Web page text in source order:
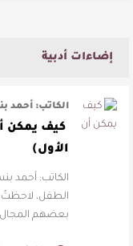
إضاءات أدبية
الكاتب: أحمد
الطفل،
كيف يمكن
الأول)
الكاتب: أحمد
الطفل، لاحظتُ
بعضهم المجال